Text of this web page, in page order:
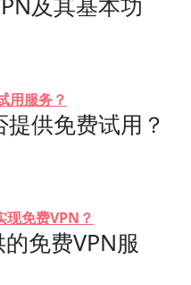
用服务？
供免费试用？
免费VPN？
免费VPN服